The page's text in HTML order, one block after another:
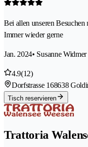
Bei allen unseren
Immer wieder gerne
Jan. 2024• Susanne Widmer
4.9(12)
Dorfstrasse 168638
Tisch reservieren
Trattoria